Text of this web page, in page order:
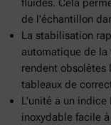
fluides. Cela
de l'échantillon
La stabilisation
automatique de la
rendent obsolètes
tableaux de
L'unité a un
inoxydable facile